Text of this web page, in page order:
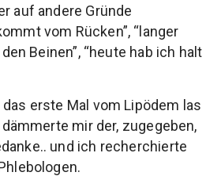
auf andere Gründe
vom Rücken”, “langer
Beinen”, “heute hab ich halt
erste Mal vom Lipödem las
mir der, zugegeben,
und ich recherchierte